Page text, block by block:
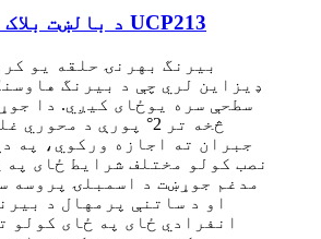
د بالښت بلاک بیرینګ UCP213
ډیزاین لري چې د بیرنگ
څخه تر 2° پورې د
جبران ته اجازه ورکوي، په
نصب کولو مختلف شرایط ځای په
مدغم جوړښت د اسمبلۍ پروسه
او د ساتنې پرمهال د
انفرادي ځای په ځای کولو